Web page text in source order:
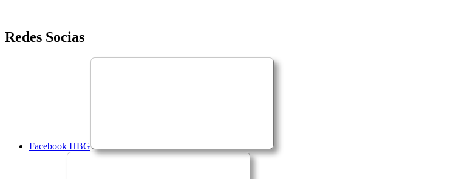
Saltar
para
Redes Socias
Facebook HBG